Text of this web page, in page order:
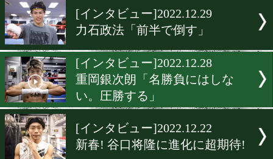
2022年12月のニュース
▶ 新着 KO KiNG ダイエット 女子情報
[インタビュー]2022.12.29
力石政法「前半で倒す」
[インタビュー]2022.12.28
重岡銀次朗「名勝負にはし